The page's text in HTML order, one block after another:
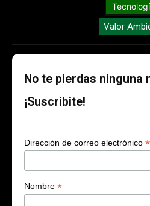
Valor
No te pierdas ninguna
¡Suscribite!
Dirección de correo electrónico *
Nombre *